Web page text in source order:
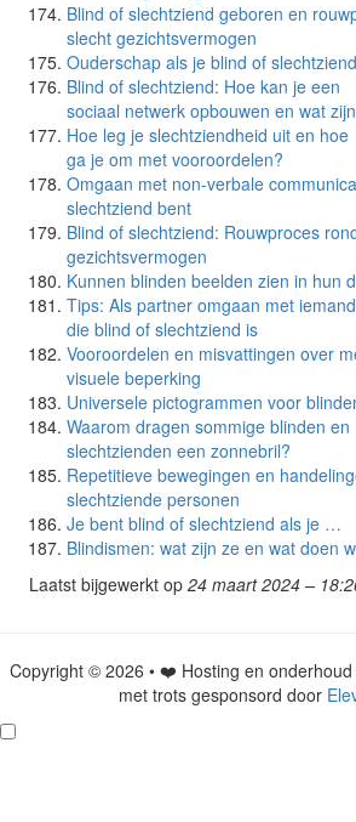
Blind of slechtziend geboren en
slecht gezichtsvermogen
Ouderschap als je blind of
Blind of slechtziend: Hoe kan je een
sociaal netwerk opbouwen en wat
Hoe leg je slechtziendheid uit en hoe
ga je om met vooroordelen?
Omgaan met non-verbale
slechtziend bent
Blind of slechtziend: Rouwproces
gezichtsvermogen
Kunnen blinden beelden zien in hun
Tips: Als partner omgaan met iemand
die blind of slechtziend is
Vooroordelen en misvattingen over
visuele beperking
Universele pictogrammen voor
Waarom dragen sommige blinden en
slechtzienden een zonnebril?
Repetitieve bewegingen en
slechtziende personen
Je bent blind of slechtziend als je …
Blindismen: wat zijn ze en wat doen
Laatst bijgewerkt op 24 maart 2024 –
Copyright © 2026 • ❤️ Hosting en onderhoud
met trots gesponsord door